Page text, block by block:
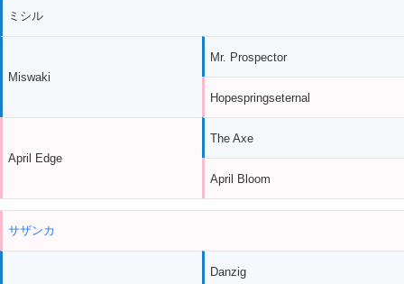
ミシル
Miswaki
April Edge
Mr. Prospector
Hopespringseternal
The Axe
April Bloom
サザンカ
Danzig